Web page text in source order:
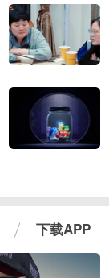
下载APP